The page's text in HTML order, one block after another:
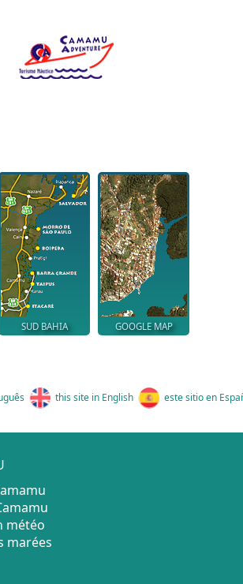
SUD BAHIA GOOGLE MAP
this site in English este sitio en
météo
marées